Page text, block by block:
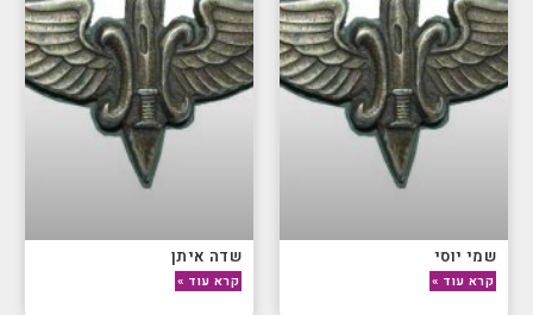
שמי יוסי
קרא עוד »
שדה איתן
קרא עוד »